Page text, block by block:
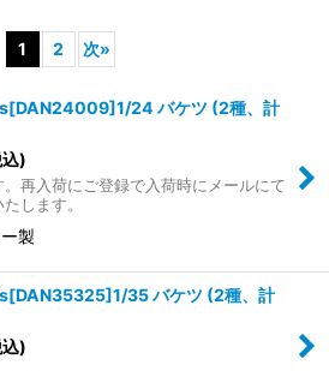
絞り込む
1 2 次»
24 バケツ (2種、計
)
再入荷にご登録で入荷時にメールにて
します。
製
35 バケツ (2種、計
)